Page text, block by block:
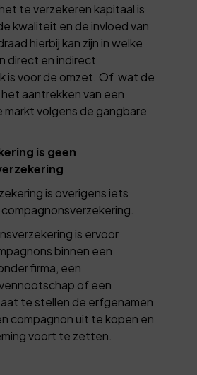
te verzekeren kapitaal is
kwaliteit en de invloed van
hierbij kan zijn in welke
direct en indirect
is voor de omzet. Of wat de
aantrekken van een
markt volgens de gangbare
is geen
is overigens iets
is ervoor
binnen een
firma, een
of een
te stellen de erfgenamen
compagnon uit te kopen en
voort te zetten.